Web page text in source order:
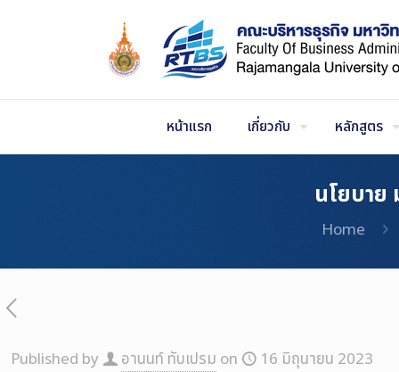
หน้าแรก เกี่ยวกับ หลักสูตร
นโยบาย
Home
Published by อานนท์ ทับเปรม on 16 มิถุนายน 2023